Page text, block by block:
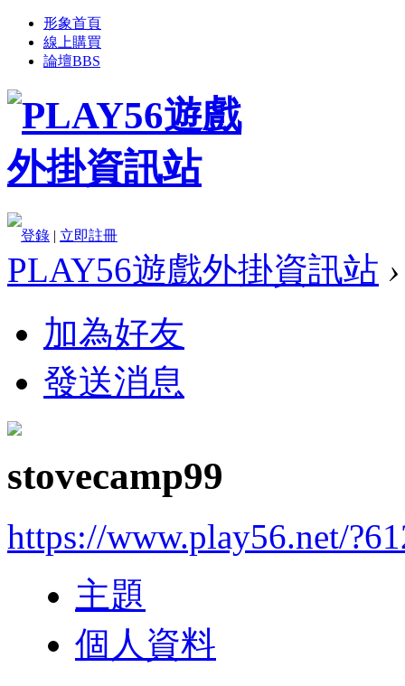
形象首頁
線上購買
論壇BBS
登錄 | 立即註冊
PLAY56遊戲外掛資訊站 ›
加為好友
發送消息
stovecamp99
https://www.play56.net/
主題
個人資料